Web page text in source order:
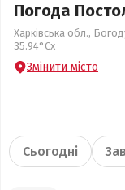
Погода
Харківська обл.,
35.94°Сх
Змінити місто
Сьогодні